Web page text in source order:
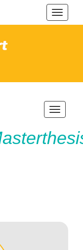
ein-/